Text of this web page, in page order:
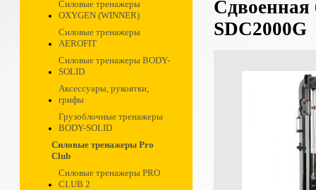
Силовые тренажеры
OXYGEN (WINNER)
Силовые тренажеры
AEROFIT
Силовые тренажеры BODY-
SOLID
Аксессуары, рукоятки,
грифы
Грузоблочные тренажеры
BODY-SOLID
Силовые тренажеры Pro
Club
Силовые тренажеры PRO
CLUB 2
Сдвоенная
SDC2000G